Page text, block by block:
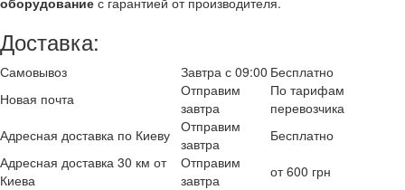
Доставка:
Самовывоз Завтра с 09:00 Бесплатно
Новая почта
Отправим
завтра
По тарифам
перевозчика
Адресная доставка по Киеву Отправим
завтра
Бесплатно
Адресная доставка 30 км от
Киева
Отправим
завтра
от 600 грн